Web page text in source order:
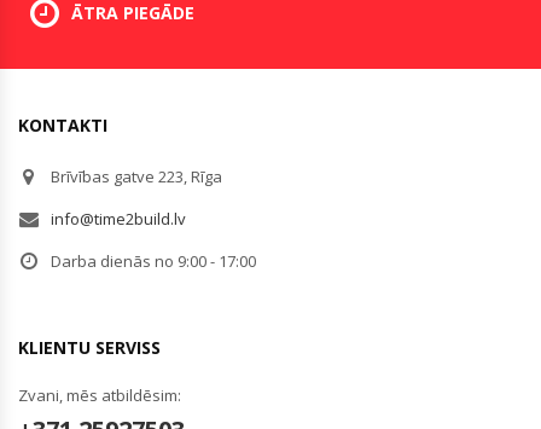
ĀTRA PIEGĀDE
KONTAKTI
Brīvības gatve 223, Rīga
info@time2build.lv
Darba dienās no 9:00 - 17:00
KLIENTU SERVISS
Zvani, mēs atbildēsim: